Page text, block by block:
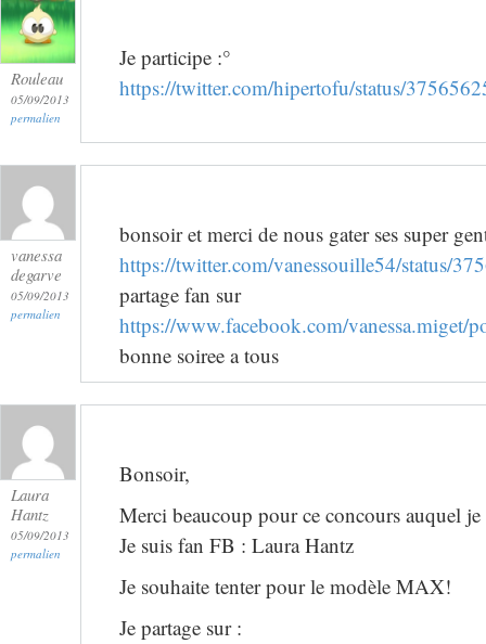
Rouleau
05/09/2013
permalien
Je participe :°
https://twitter.com/hipertofu/status/
vanessa
degarve
05/09/2013
permalien
bonsoir et merci de nous gater ses super
https://twitter.com/vanessouille54/status/
partage fan sur
https://www.facebook.com/vanessa.miget/
bonne soiree a tous
Laura
Hantz
05/09/2013
permalien
Bonsoir,
Merci beaucoup pour ce concours auquel
Je suis fan FB : Laura Hantz
Je souhaite tenter pour le modèle MAX!
Je partage sur :